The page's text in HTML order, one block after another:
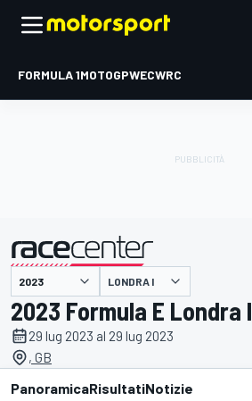
FORMULA 1MOTOGPWECWRC
presentato da LONDRA I
2023 Formula E Londra I
29 lug 2023 al 29 lug 2023
, GB
PanoramicaRisultatiNotizie